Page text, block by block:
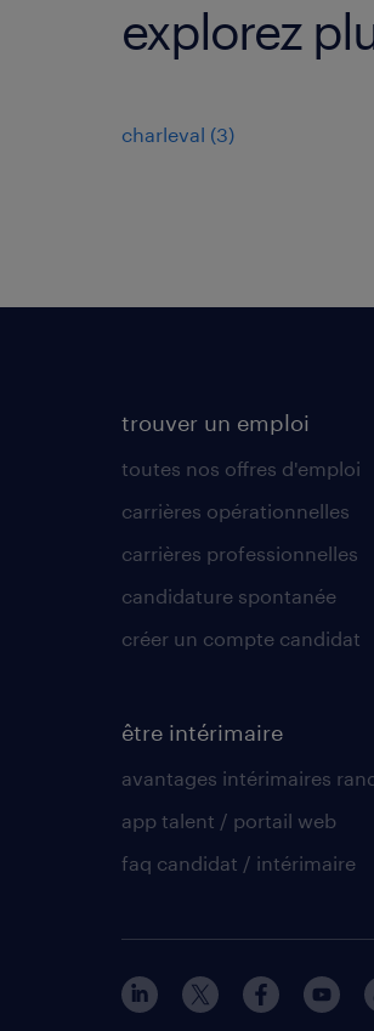
explorez
charleval (3)
trouver un emploi
toutes nos offres d'emploi
carrières opérationnelles
carrières professionnelles
candidature spontanée
créer un compte candidat
être intérimaire
avantages intérimaires
app talent / portail web
faq candidat / intérimaire